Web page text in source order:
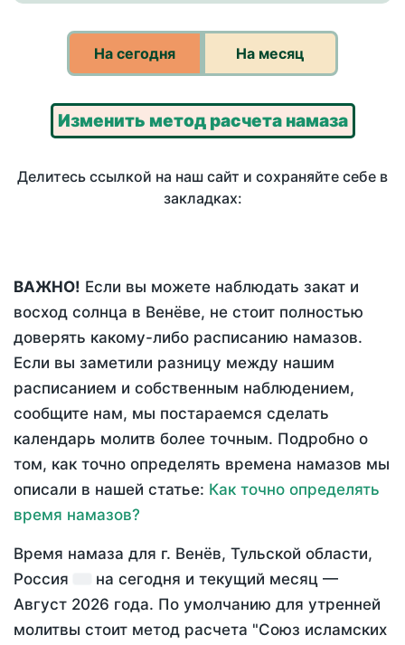
На сегодня На месяц
Изменить метод расчета намаза
Делитесь ссылкой на наш сайт и сохраняйте себе в
закладках:
ВАЖНО! Если вы можете наблюдать закат и
восход солнца в Венёве, не стоит полностью
доверять какому-либо расписанию намазов.
Если вы заметили разницу между нашим
расписанием и собственным наблюдением,
сообщите нам, мы постараемся сделать
календарь молитв более точным. Подробно о
том, как точно определять времена намазов мы
описали в нашей статье: Как точно определять
время намазов?
Время намаза для г. Венёв, Тульской области,
Россия
на сегодня и текущий месяц —
Август 2026 года. По умолчанию для утренней
молитвы стоит метод расчета "Союз исламских